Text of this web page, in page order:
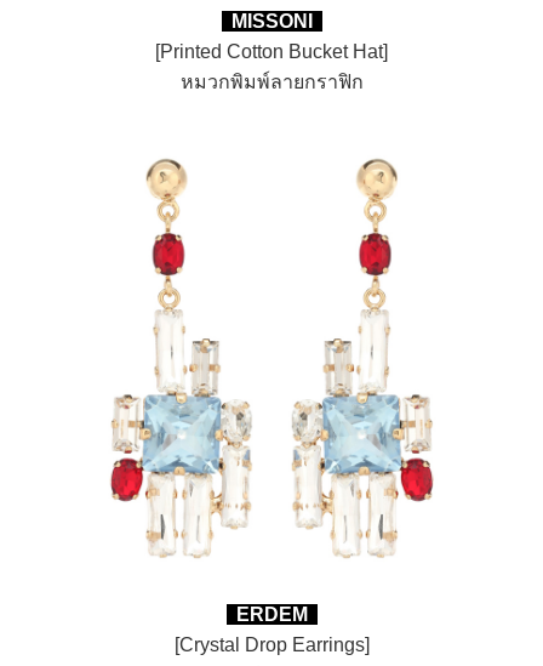
MISSONI
[Printed Cotton Bucket Hat]
หมวกพิมพ์ลายกราฟิก
ERDEM
[Crystal Drop Earrings]